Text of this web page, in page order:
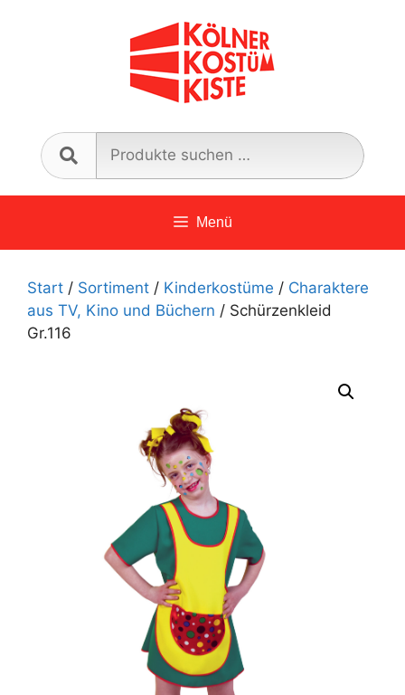
nach:
Menü
Start / Sortiment / Kinderkostüme / Charaktere
aus TV, Kino und Büchern / Schürzenkleid
Gr.116